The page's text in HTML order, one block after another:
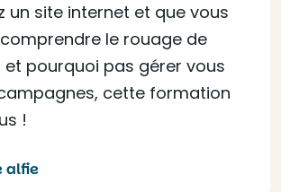
un site internet et que vous
le rouage de
et pourquoi pas gérer vous
cette formation
!
alfie